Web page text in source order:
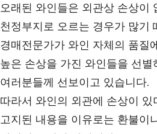
오래된 와인들은 외관상 손상이
천정부지로 오르는 경우가 많기
경매전문가가 와인 자체의 품질
높은 손상을 가진 와인들을 선별
여러분들께 선보이고 있습니다.
따라서 와인의 외관에 손상이 있
고지된 내용을 이유로는 환불이